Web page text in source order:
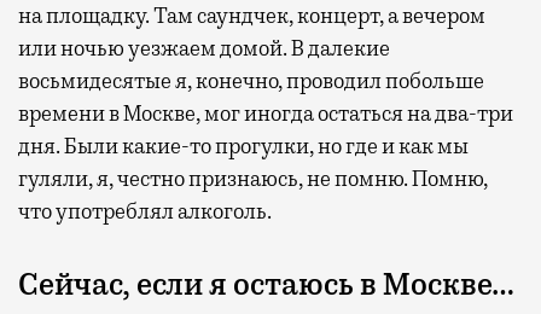
на площадку. Там саундчек, концерт, а вечером
или ночью уезжаем домой. В далекие
восьмидесятые я, конечно, проводил побольше
времени в Москве, мог иногда остаться на два-три
дня. Были какие-то прогулки, но где и как мы
гуляли, я, честно признаюсь, не помню. Помню,
что употреблял алкоголь.
Сейчас, если я остаюсь в Москве…